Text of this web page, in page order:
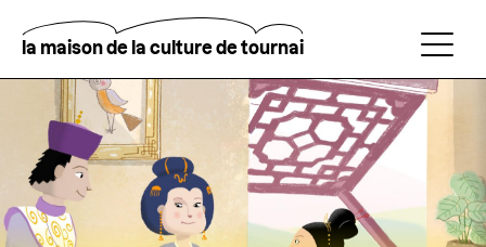
contenu
principal
la maison de la culture de tournai
Rechercher